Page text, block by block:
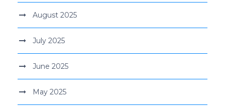
August 2025
July 2025
June 2025
May 2025